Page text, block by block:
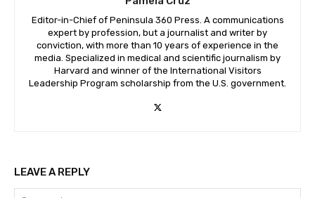
Editor-in-Chief of Peninsula 360 Press. A communications
expert by profession, but a journalist and writer by
conviction, with more than 10 years of experience in the
media. Specialized in medical and scientific journalism by
Harvard and winner of the International Visitors
Leadership Program scholarship from the U.S. government.
LEAVE A REPLY